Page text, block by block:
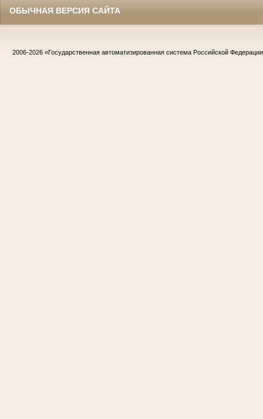
ОБЫЧНАЯ ВЕРСИЯ САЙТА
2006-2026 «Государственная автоматизированная система Российской